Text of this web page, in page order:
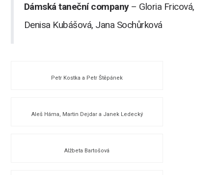
Dámská taneční company– Gloria Fricová,
Denisa Kubášová, Jana Sochůrková
Petr Kostka a Petr Štěpánek
Aleš Háma, Martin Dejdar a Janek Ledecký
Alžbeta Bartošová